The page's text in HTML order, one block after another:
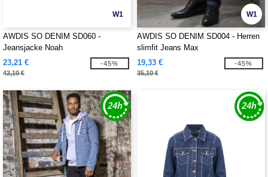
W1
AWDIS SO DENIM SD060 -
Jeansjacke Noah
23,21 €
42,10 €
-45%
W1
AWDIS SO DENIM SD004 - Herren
slimfit Jeans Max
19,33 €
35,10 €
-45%